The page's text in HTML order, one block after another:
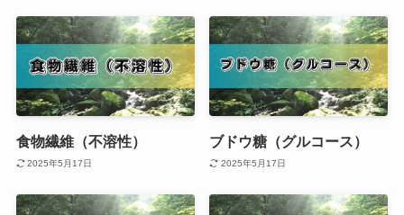
食物繊維（不溶性）
2025年5月17日
ブドウ糖（グルコース）
2025年5月17日